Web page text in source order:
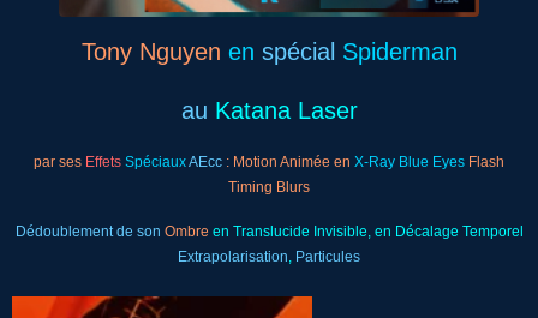
Tony Nguyen en spécial Spiderman
au Katana Laser
par ses Effets SpéciauxAEcc : Motion Animée en X-Ray Blue Eyes Flash
Timing Blurs
Dédoublement de son Ombre en Translucide Invisible, en Décalage Temporel
Extrapolarisation, Particules